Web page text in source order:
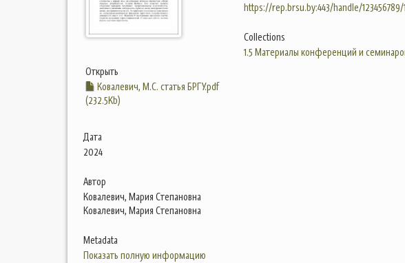
Открыть
Ковалевич, М.С. статья БРГУ.pdf
(232.5Kb)
Дата
2024
Автор
Ковалевич, Мария Степановна
Ковалевич, Мария Степановна
Metadata
Показать полную информацию
https://rep.brsu.by:443/handle/123456789/
Collections
1.5 Материалы конференций и